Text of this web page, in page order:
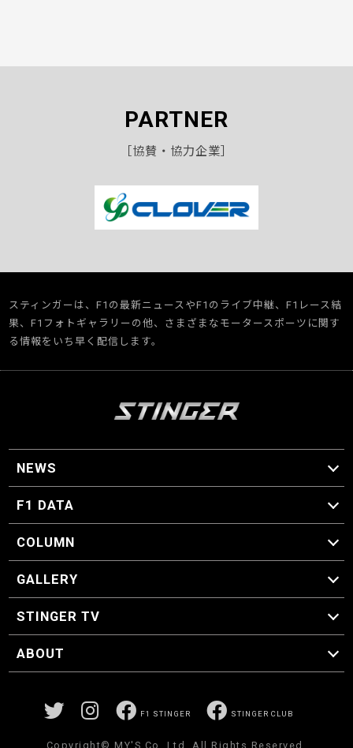
PARTNER
［協賛・協力企業］
スティンガーは、F1の最新ニュースやF1のライブ中継、F1レース結
果、F1フォトギャラリーの他、さまざまなモータースポーツに関す
る情報をいち早く配信します。
NEWS
F1 ニュース
F1 DATA
F1 日程
F1 データ
COLUMN
マイ・ワンダフル・サーキット
スクーデリア・一方通行
F1に燃え、ゴルフに泣く日々。
スティングくんの部屋
GALLERY
GALLERY
STINGER TV
STINGER TV
ABOUT
F1 STINGER STINGER CLUB
Copyright© MY'S.Co.,Ltd. All Rights Reserved.